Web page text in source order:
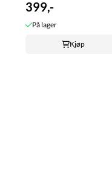
399,-
På lager
Kjøp